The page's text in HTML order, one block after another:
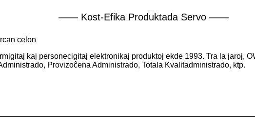
—— Kost-Efika Produktada Servo ——
celon
kaj personecigitaj elektronikaj produktoj ekde 1993. Tra la jaroj,
Provizoĉena Administrado, Totala Kvalitadministrado, ktp.